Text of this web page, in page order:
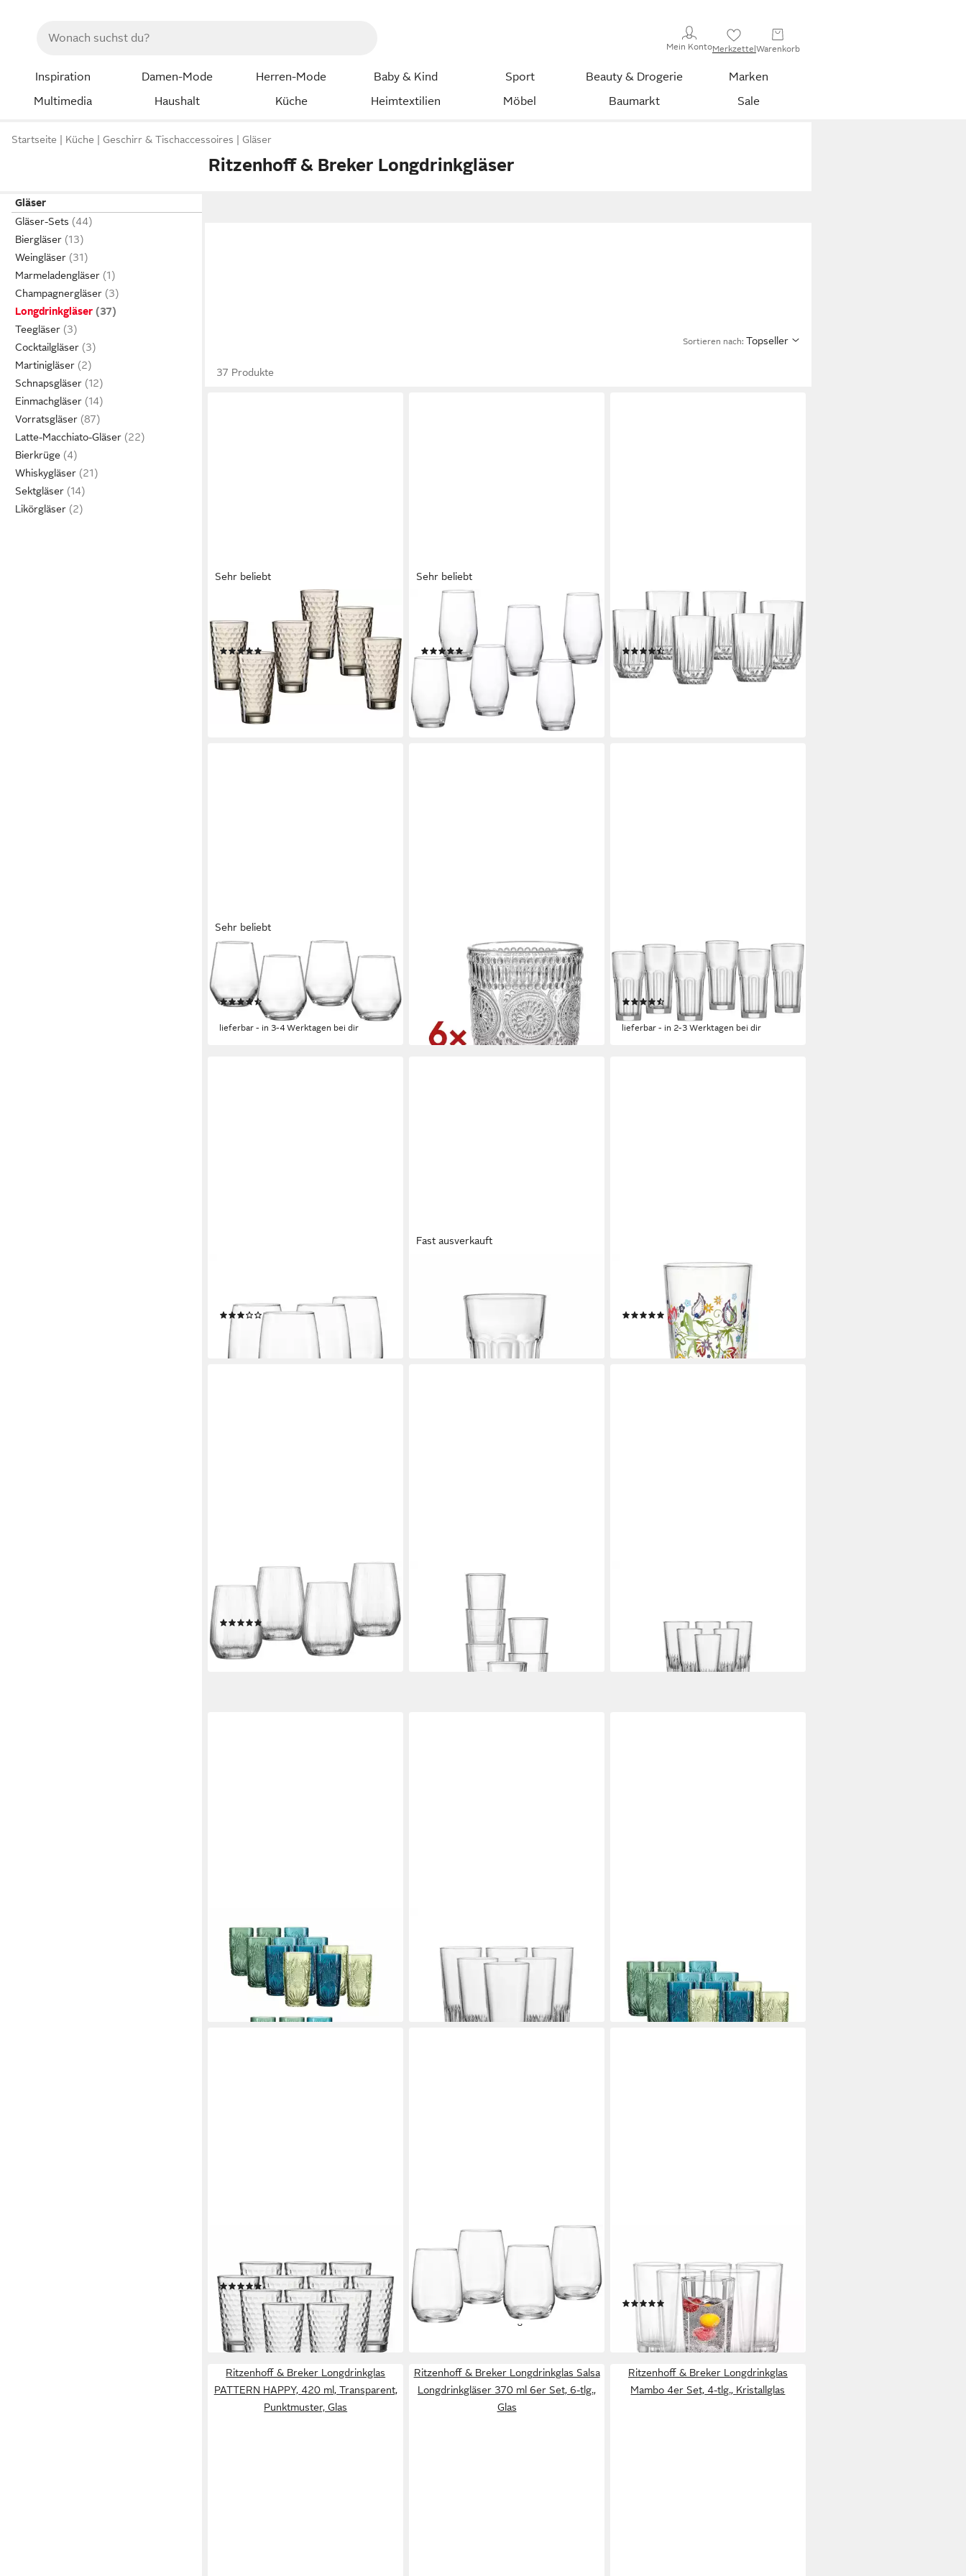
Mein KontoMerkzettelWarenkorb
Inspiration Damen-Mode Herren-Mode Baby & Kind Sport Beauty & Drogerie
Marken
Multimedia
Haushalt Küche Heimtextilien Möbel Baumarkt Sale
Startseite Küche Geschirr & Tischaccessoires Gläser
Ritzenhoff & Breker Longdrinkgläser
Gläser
Gläser-Sets
Biergläser
Weingläser
Marmeladengläser
Champagnergläser
Longdrinkgläser
Teegläser
Cocktailgläser
Martinigläser
Schnapsgläser
Einmachgläser
Vorratsgläser
Latte-Macchiato-Gläser
Bierkrüge
Whiskygläser
Sektgläser
Likörgläser
Sortieren nach: Topseller
37 Produkte
Sehr beliebt
RITZENHOFF & BREKER
Longdrinkglas Favo, 6-teilig, 6-tlg.,
Glas, 6er Set, je 350 ml
(90)
ab 14,88 € UVP22,50 €
-34%
lieferbar - in 3-4 Werktagen bei dir
Sehr beliebt
RITZENHOFF & BREKER
Longdrinkglas Salsa, 6-tlg., Glas,
robust und kristallklar, 6-teilig
(35)
14,80 € UVP 23,99 €
lieferbar - in 3-4 Werktagen bei dir
RITZENHOFF & BREKER
Longdrinkglas Palace, 6-tlg., Glas, 6er
Set, je 350 ml
(6)
18,99 €
lieferbar - in 3-4 Werktagen bei dir
Sehr beliebt
RITZENHOFF & BREKER
Longdrinkglas Mambo, 4-tlg.,
Kristallglas, 4-teilig, 400 ml
lieferbar - in 3-4 Werktagen bei dir
RITZENHOFF & BREKER
Longdrinkglas Paolo, 6-tlg., Glas, 330
ml, Retro-Look / Ornamentik
lieferbar - in 2-3 Werktagen bei dir
RITZENHOFF & BREKER
Gläser-Set Riad, 6-tlg., Glas,
Facetten-Optik, 6-teilig
(41)
ab 12,29 €
lieferbar - in 2-3 Werktagen bei dir
4er Set, 4-tlg., Glas
(1)
ab 12,49 €
lieferbar - in 2-3 Werktagen bei dir
Fast ausverkauft
lieferbar - in 2-3 Werktagen bei dir
RITZENHOFF & BREKER
Glas Trinkglas Shanti mit Paisley-
Blüten-Dekor 380 ml, Glas
(1)
lieferbar - in 3-4 Werktagen bei dir
RITZENHOFF & BREKER
Longdrinkglas Jive, 4-tlg., Glas, 4er
Set, je 450 ml
20,50 €
lieferbar - in 3-4 Werktagen bei dir
RITZENHOFF & BREKER
Longdrinkglas Bali Longdrinkgläser
370 ml 6er Set, 6-tlg., Glas
ab 22,18 €
lieferbar - in 2-3 Werktagen bei dir
lieferbar - in 4-5 Werktagen bei dir
RITZENHOFF & BREKER
Longdrinkglas Bari Bargläser-Set
24er Set, 24-tlg., Glas
118,95 € UVP143,76 €
lieferbar - in 4-5 Werktagen bei dir
Longdrinkgläser 350 ml 6er Set, 6-
tlg., Glas
44,45 €
lieferbar - in 4-5 Werktagen bei dir
66,95 €
lieferbar - in 4-5 Werktagen bei dir
400 ml 12er Set, 12-tlg., Glas
(2)
41,95 €
lieferbar - in 4-5 Werktagen bei dir
+2
RITZENHOFF & BREKER
Longdrinkglas Rumba, 4-tlg., Glas,
4er Set, je 450 ml
UVP19,50 €
-18%
lieferbar - in 3-4 Werktagen bei dir
Longdrinkgläser 385 ml 6er Set, 6-
lieferbar - in 2-3 Werktagen bei dir
Ritzenhoff & Breker Longdrinkglas
PATTERN HAPPY, 420 ml, Transparent,
Punktmuster, Glas
Ritzenhoff & Breker Longdrinkglas Salsa
Longdrinkgläser 370 ml 6er Set, 6-tlg.,
Glas
Ritzenhoff & Breker Longdrinkglas
Mambo 4er Set, 4-tlg., Kristallglas